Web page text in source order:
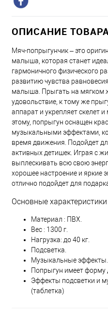
ОПИСАНИЕ
Мяч-попрыгунчик – это
малыша, которая станет
гармоничного физического
развитию чувства
малыша. Прыгать на мягком
удовольствие, к тому же
аппарат и укрепляет скелет
этому, попрыгун оснащен
музыкальными эффектами,
время движения. Подойдет
активных детишек. Играя с
выплескивать всю свою
хорошее настроение и яркие
отлично подойдет для
Основные характеристики
Материал : ПВХ.
Вес : 1300 г.
Нагрузка: до 40 кг.
Подсветка.
Музыкальные эффекты.
Попрыгун имеет форму
Эффекты подсветки и
(таблетка)